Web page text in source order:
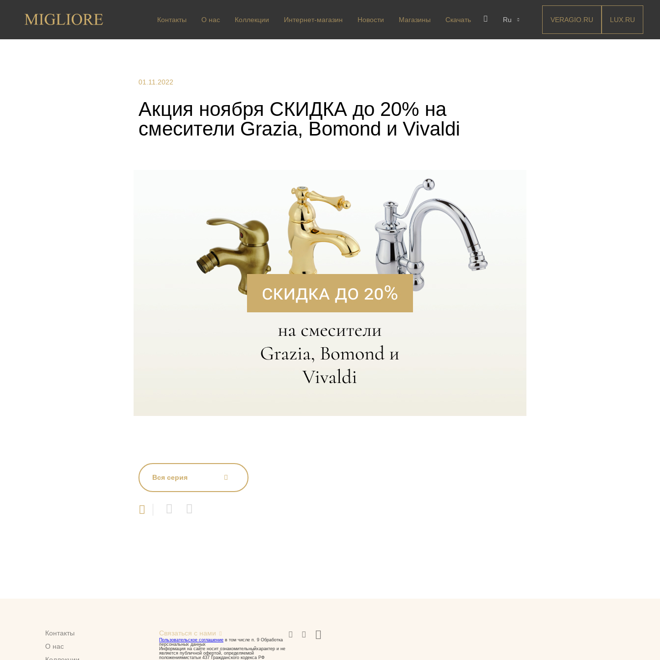
Контакты О нас Коллекции Интернет-магазин Новости Магазины Скачать Ru VERAGIO.RU LUX.RU
01.11.2022
Акция ноября СКИДКА до 20% на
смесители Grazia, Bomond и Vivaldi
Вся серия
Контакты
О нас
Связаться с нами
Пользовательское соглашение в том числе п. 9 Обработка
персональных данных
Информация на сайте носит ознакомительныйхарактер и не
является публичной офертой, определяемой
положениямистатьи 437 Гражданского кодекса РФ